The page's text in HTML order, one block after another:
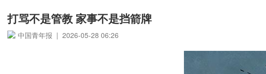
打骂不是管教 家事不是挡箭牌
中国青年报 | 2026-05-28 06:26